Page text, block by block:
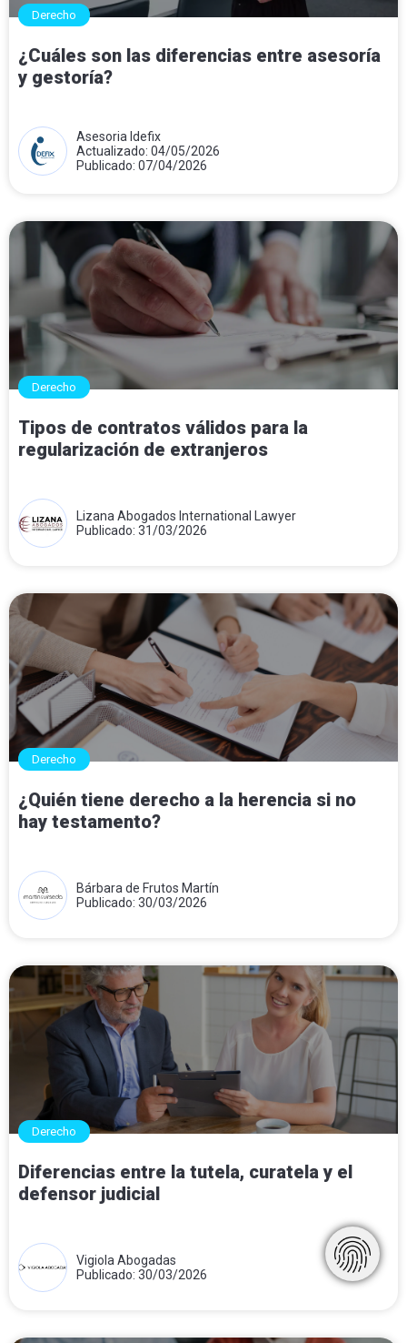
Derecho
¿Cuáles son las diferencias entre asesoría
y gestoría?
Asesoria Idefix
Actualizado: 04/05/2026
Publicado: 07/04/2026
Derecho
Tipos de contratos válidos para la
regularización de extranjeros
Lizana Abogados International Lawyer
Publicado: 31/03/2026
Derecho
¿Quién tiene derecho a la herencia si no
hay testamento?
Bárbara de Frutos Martín
Publicado: 30/03/2026
Derecho
Diferencias entre la tutela, curatela y el
defensor judicial
Vigiola Abogadas
Publicado: 30/03/2026